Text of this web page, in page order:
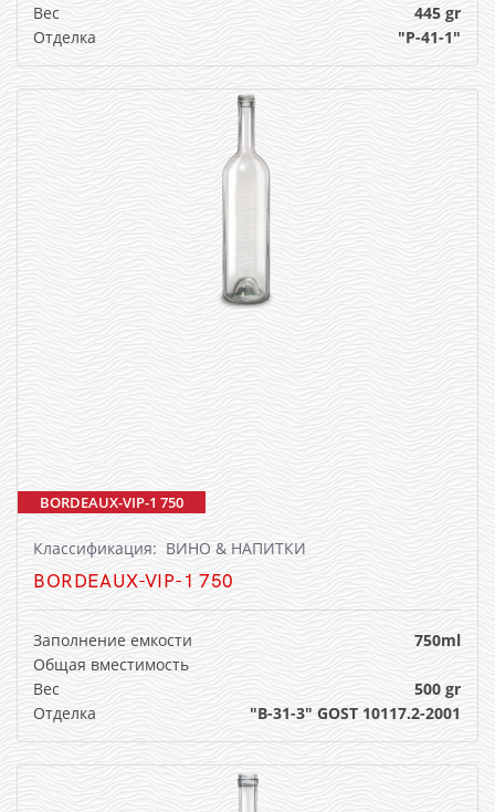
Вес
445 gr
Отделка
"P-41-1"
BORDEAUX-VIP-1 750
Классификация: ВИНО & НАПИТКИ
BORDEAUX-VIP-1 750
Заполнение емкости
750ml
Общая вместимость
Вес
500 gr
Отделка
"B-31-3" GOST 10117.2-2001